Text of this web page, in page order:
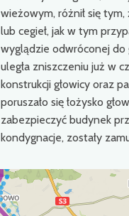
wieżowym, różnił się
lub cegieł, jak w tym
wyglądzie odwróconej do
uległa zniszczeniu już w
konstrukcji głowicy oraz
poruszało się łożysko
zabezpieczyć budynek
kondygnacje, zostały